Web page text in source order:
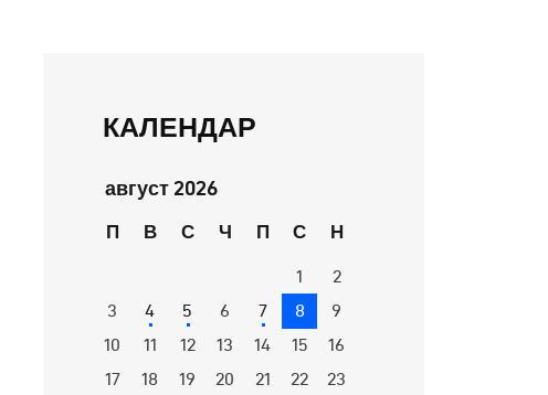
КАЛЕНДАР
август 2026
П В С Ч П С Н
1
2
3
4 5 6 7 8
9
10
11 12 13 14 15
16
17
18 19 20 21 22
23